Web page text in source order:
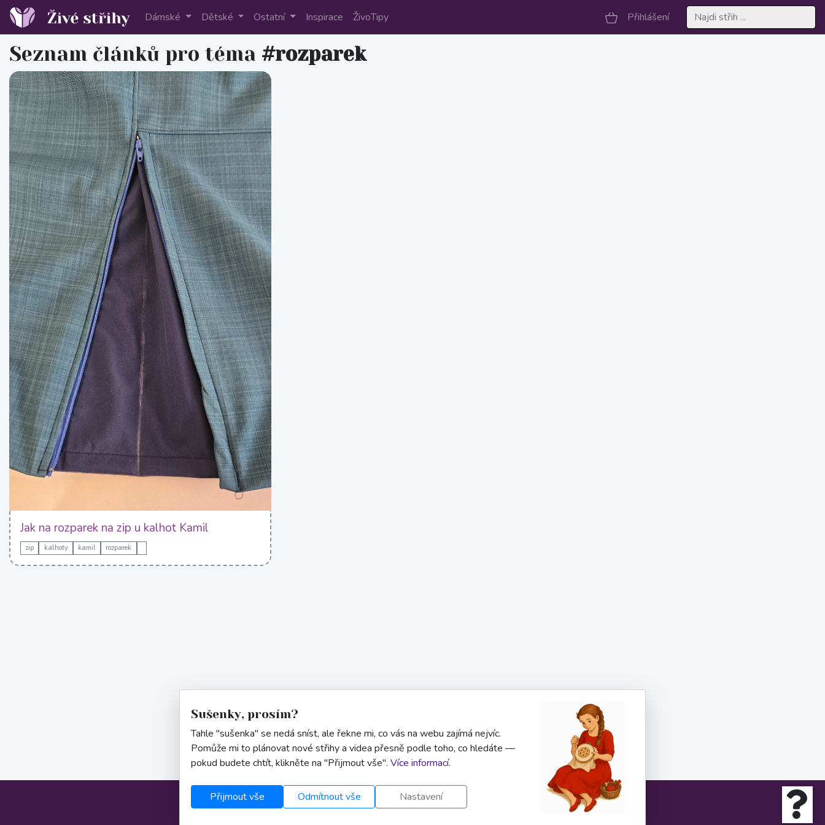
Dámské Dětské Ostatní Inspirace ŽivoTipy Přihlášení
Seznam článků pro téma #rozparek
Jak na rozparek na zip u kalhot Kamil
zip kalhoty kamil rozparek
Informace Kontakt
Sušenky, prosím?
Tahle "sušenka" se nedá sníst, ale řekne mi, co vás na webu zajímá nejvíc.
Pomůže mi to plánovat nové střihy a videa přesně podle toho, co hledáte —
pokud budete chtít, klikněte na "Přijmout vše". Více informací.
Přijmout vše Odmítnout vše Nastavení